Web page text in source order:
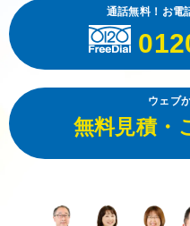
通話無料！お電
ウェブ
無料見積・